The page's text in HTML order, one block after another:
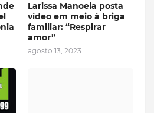
Larissa Manoela posta
vídeo em meio à briga
familiar: “Respirar
amor”
agosto 13, 2023